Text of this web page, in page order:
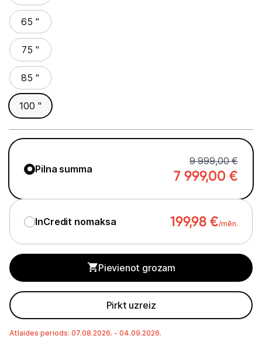
65 "
75 "
85 "
100 "
Pilna summa
9 999,00 €
7 999,00 €
InCredit nomaksa 199,98 €/mēn.
Pievienot grozam
Pirkt uzreiz
Atlaides periods: 07.08.2026. - 04.09.2026.